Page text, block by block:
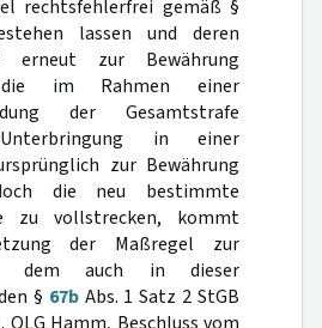
rechtsfehlerfrei gemäß §
lassen und deren
erneut zur Bewährung
im Rahmen einer
der Gesamtstrafe
in einer
zur Bewährung
die neu bestimmte
zu vollstrecken, kommt
der Maßregel zur
dem auch in dieser
§ 67bAbs. 1 Satz 2 StGB